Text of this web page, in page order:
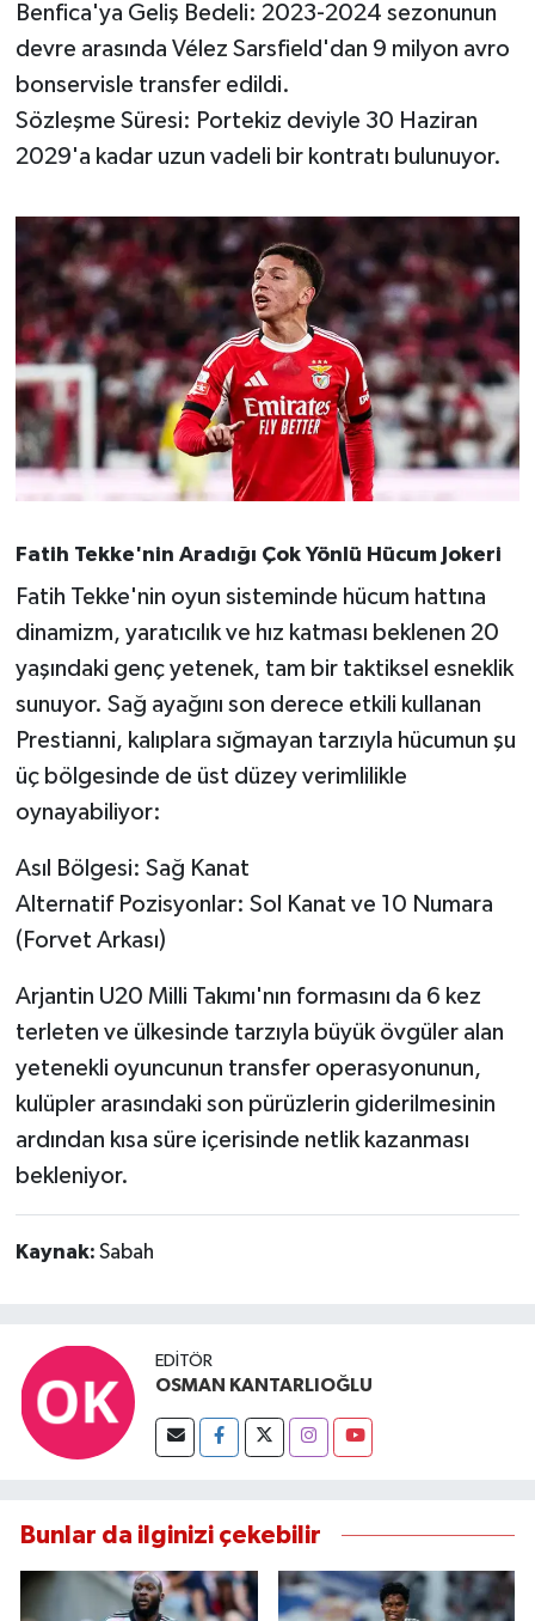
Benfica'ya Geliş Bedeli: 2023-2024 sezonunun
devre arasında Vélez Sarsfield'dan 9 milyon avro
bonservisle transfer edildi.
Sözleşme Süresi: Portekiz deviyle 30 Haziran
2029'a kadar uzun vadeli bir kontratı bulunuyor.
Fatih Tekke'nin Aradığı Çok Yönlü Hücum Jokeri
Fatih Tekke'nin oyun sisteminde hücum hattına
dinamizm, yaratıcılık ve hız katması beklenen 20
yaşındaki genç yetenek, tam bir taktiksel esneklik
sunuyor. Sağ ayağını son derece etkili kullanan
Prestianni, kalıplara sığmayan tarzıyla hücumun şu
üç bölgesinde de üst düzey verimlilikle
oynayabiliyor:
Asıl Bölgesi: Sağ Kanat
Alternatif Pozisyonlar: Sol Kanat ve 10 Numara
(Forvet Arkası)
Arjantin U20 Milli Takımı'nın formasını da 6 kez
terleten ve ülkesinde tarzıyla büyük övgüler alan
yetenekli oyuncunun transfer operasyonunun,
kulüpler arasındaki son pürüzlerin giderilmesinin
ardından kısa süre içerisinde netlik kazanması
bekleniyor.
Kaynak: Sabah
EDITÖR
OSMAN KANTARLIOĞLU
Bunlar da ilginizi çekebilir
TARİHTE BUGÜN
TEKNOLOJİ
Trend
TÜRKİYE
VİZYONDAKİLER
YAŞAM